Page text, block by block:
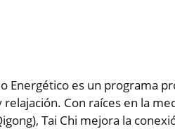
Energético es un programa
Con raíces en la
Tai Chi mejora la